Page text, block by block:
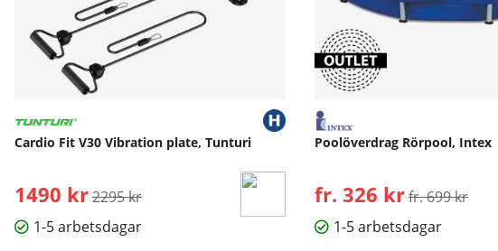
Cardio Fit V30 Vibration plate, Tunturi
1490 kr Ordinarie pris:
2295 kr
1-5 arbetsdagar
Poolöverdrag Rörpool, Intex
fr. 326 krOrdinarie pris:
fr. 699 kr
1-5 arbetsdagar